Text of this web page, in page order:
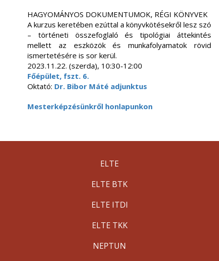
HAGYOMÁNYOS DOKUMENTUMOK, RÉGI KÖNYVEK
A kurzus keretében ezúttal a könyvkötésekről lesz szó
– történeti összefoglaló és tipológiai áttekintés
mellett az eszközök és munkafolyamatok rövid
ismertetésére is sor kerül.
2023.11.22. (szerda), 10:30-12:00
Főépület, fszt. 6.
Oktató: Dr. Bibor Máté adjunktus
Mesterképzésünkről honlapunkon
ELTE
ELTE BTK
ELTE ITDI
ELTE TKK
NEPTUN